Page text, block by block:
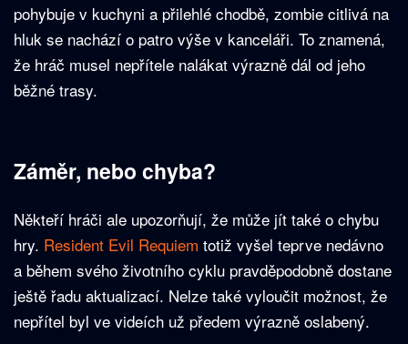
pohybuje v kuchyni a přilehlé chodbě, zombie citlivá na
hluk se nachází o patro výše v kanceláři. To znamená,
že hráč musel nepřítele nalákat výrazně dál od jeho
běžné trasy.
Záměr, nebo chyba?
Někteří hráči ale upozorňují, že může jít také o chybu
hry. Resident Evil Requiem totiž vyšel teprve nedávno
a během svého životního cyklu pravděpodobně dostane
ještě řadu aktualizací. Nelze také vyloučit možnost, že
nepřítel byl ve videích už předem výrazně oslabený.